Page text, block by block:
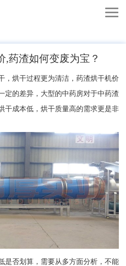
,药渣如何变废为宝？
烘干过程更为清洁，药渣烘干机价
定的差异，大型的中药房对于中药渣
干成本低，烘干质量高的需求更是非
否划算，需要从多方面分析，不能